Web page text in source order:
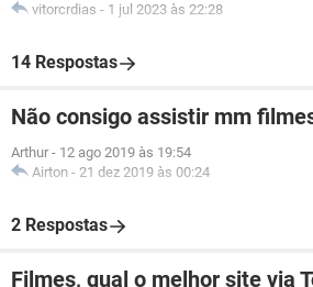
vitorcrdias - 1 jul 2023 às 22:28
14 Respostas
Não consigo assistir mm
Arthur - 12 ago 2019 às 19:54
Airton - 21 dez 2019 às 00:24
2 Respostas
Filmes, qual o melhor site via